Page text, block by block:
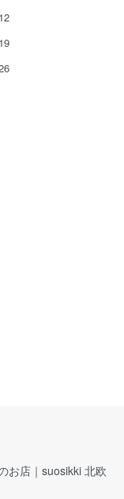
12
19
お店｜suosikki 北欧